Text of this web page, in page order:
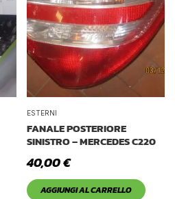
ESTERNI
FANALE POSTERIORE
SINISTRO – MERCEDES C220
40,00€
AGGIUNGI AL CARRELLO